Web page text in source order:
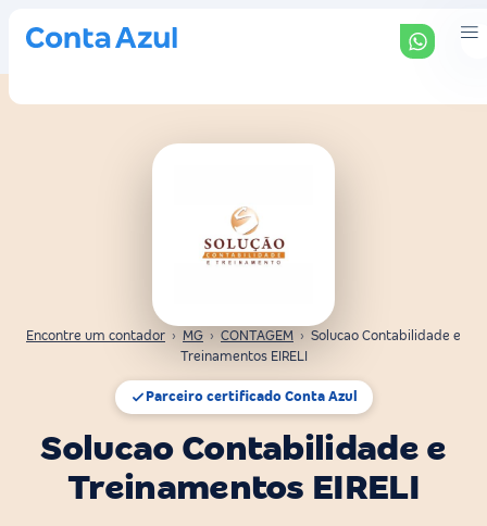
Encontre um contador › MG › CONTAGEM › Solucao Contabilidade e
Treinamentos EIRELI
Parceiro certificado Conta Azul
Solucao Contabilidade e
Treinamentos EIRELI